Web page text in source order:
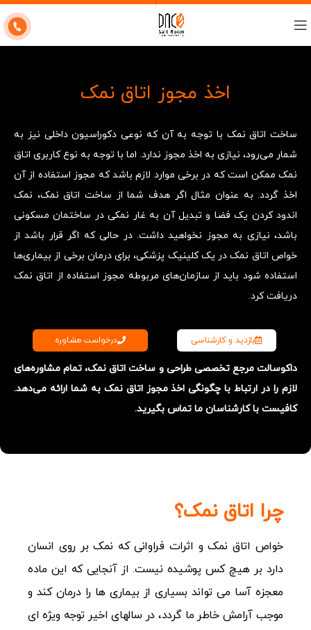
اخذ مجوز اتاق نمک
ساخت اتاق نمک با توجه به آن که نوعی دکوراسیون داخلی نیز به
شمار می‌رود، نیازی به اخذ مجوز ندارد. اما با توجه به نوع کاربری اتاق
نمک ممکن است که در برخی موارد لازم باشد که مجوز استفاده از آن
اخذ گردد. به عنوان مثال اگر هدف شما از ساخت اتاق نمک، نمک
اندود کردن یک فضا و تبدیل آن به غار نمکی در ساختمان مسکونی
باشد، نیازی به مجوز نخواهید داشت. در حالی که اگر قرار باشد از
خواص اتاق نمک در یک کلینیک پزشکی، برای درمان برخی از بیماری‌ها
استفاده شود باید از سازمان‌های مربوطه مجوز استفاده از اتاق نمک
دریافت کرد.
بازدید و کارشناسی درخواست مشاوره
داکوسالت مرجع تخصصی طراحی و ساخت اتاق نمک، تمام مشاوره‌های
لازم را در ارتباط با چگونگی اخذ مجوز اتاق نمک به شما ارائه می‌دهد.
کافیست با کارشناسان ما تماس بگیرید.
چرا اتاق نمک؟
خواص اتاق نمک و اثرات فراوانی که نمک بر روی انسان
دارد بر هیچ کس پوشیده نیست. از آنجایی که این ماده
معجزه آسا می تواند بسیاری از بیماری ها را درمان کند و
موجب آرامش خاطر ما گردد، در سالهای اخیر توجه ویژه ای